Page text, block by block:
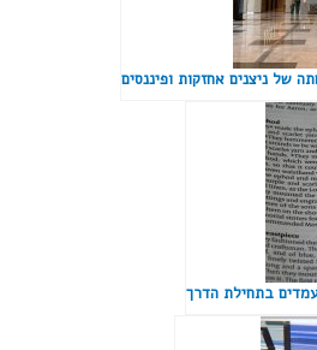
של ניצנים אחזקות ופיננסים
בתחילת הדרך